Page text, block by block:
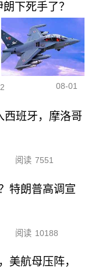
下死手了？
08-01
西班牙，摩洛哥
阅读 7551
特朗普高调宣
阅读 10188
美航母压阵，